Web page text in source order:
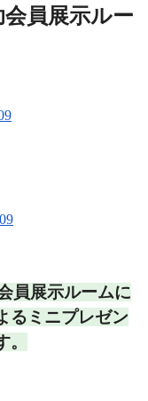
員展示ルー
09
員展示ルームに
るミニプレゼン
。